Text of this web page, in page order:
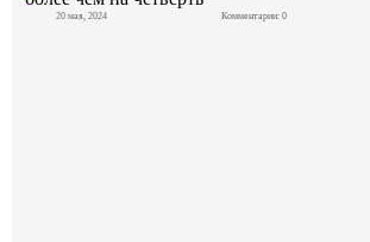
20 мая, 2024 Комментарии: 0